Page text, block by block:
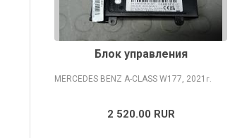
Блок управления
MERCEDES BENZ A-CLASS W177, 2021 г.
2 520.00 RUR